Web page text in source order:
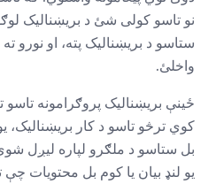
نو تاسو کولی شئ د بریښنالیک
ستاسو د بریښنالیک پته، او نورو
واخلئ.
ځینې ​​بریښنالیک پروګرامونه
کوي ترڅو تاسو د کار بریښنالیک،
بل ستاسو د ملګرو لپاره لیږل
یو لنډ بیان یا کوم بل محتويات